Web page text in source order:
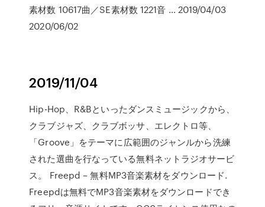
素材数 10617曲／SE素材数 1221音 … 2019/04/03
2020/06/02
2019/11/04
Hip-Hop、R&Bといったダンスミュージックから、
クラブジャズ、クラブボッサ、エレクトロ等、
「Groove」をテーマに広範囲のジャンルから洗練
された選曲を行なっている無料ネットラジオサービ
ス。 Freepd – 無料MP3音楽素材をダウンロード.
Freepdは無料でMP3音楽素材をダウンロードでき